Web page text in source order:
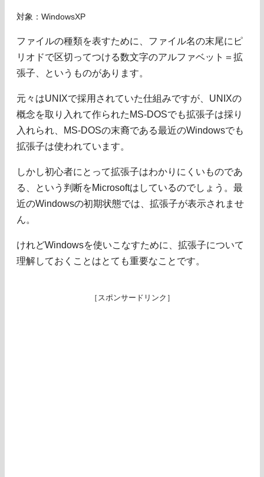
対象：WindowsXP
ファイルの種類を表すために、ファイル名の末尾にピ
リオドで区切ってつける数文字のアルファベット＝拡
張子、というものがあります。
元々はUNIXで採用されていた仕組みですが、UNIXの
概念を取り入れて作られたMS-DOSでも拡張子は採り
入れられ、MS-DOSの末裔である最近のWindowsでも
拡張子は使われています。
しかし初心者にとって拡張子はわかりにくいものであ
る、という判断をMicrosoftはしているのでしょう。最
近のWindowsの初期状態では、拡張子が表示されませ
ん。
けれどWindowsを使いこなすために、拡張子について
理解しておくことはとても重要なことです。
［スポンサードリンク］